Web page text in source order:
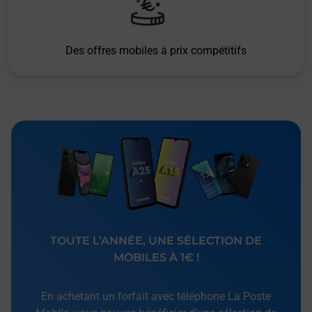
Des offres mobiles à prix compétitifs
TOUTE L’ANNÉE, UNE SÉLECTION DE
MOBILES À 1€ !
En achetant un forfait avec téléphone La Poste